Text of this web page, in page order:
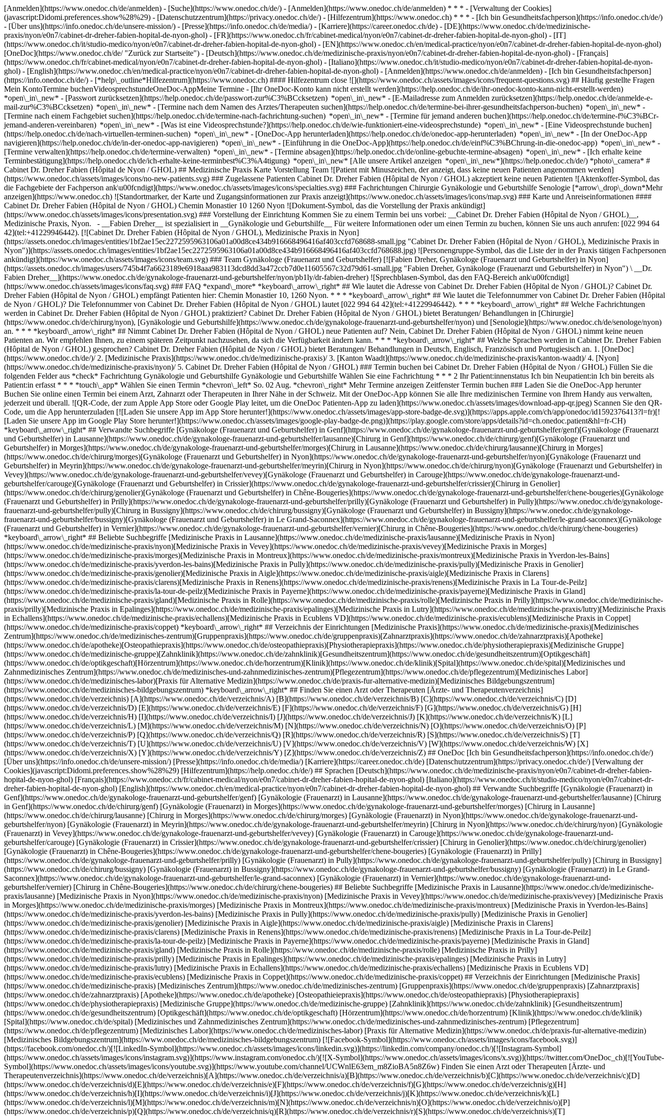
[Anmelden](https://www.onedoc.ch/de/anmelden) - [Suche](https://www.onedoc.ch/de/) - [Anmelden](https://www.onedoc.ch/de/anmelden) * * * - [Verwaltung der Cookies]
(javascript:Didomi.preferences.show%28%29) - [Datenschutzzentrum](https://privacy.onedoc.ch/de/) - [Hilfezentrum](https://www.onedoc.ch) * * * - [Ich bin Gesundheitsfachperson](https://info.onedoc.ch/de/)
- [Über uns](https://info.onedoc.ch/de/unsere-mission/) - [Presse](https://info.onedoc.ch/de/media/) - [Karriere](https://career.onedoc.ch/de) - [DE](https://www.onedoc.ch/de/medizinische-
praxis/nyon/e0n7/cabinet-dr-dreher-fabien-hopital-de-nyon-ghol) - [FR](https://www.onedoc.ch/fr/cabinet-medical/nyon/e0n7/cabinet-dr-dreher-fabien-hopital-de-nyon-ghol) - [IT]
(https://www.onedoc.ch/it/studio-medico/nyon/e0n7/cabinet-dr-dreher-fabien-hopital-de-nyon-ghol) - [EN](https://www.onedoc.ch/en/medical-practice/nyon/e0n7/cabinet-dr-dreher-fabien-hopital-de-nyon-ghol)
[OneDoc](https://www.onedoc.ch/de/ "Zurück zur Startseite") - [Deutsch](https://www.onedoc.ch/de/medizinische-praxis/nyon/e0n7/cabinet-dr-dreher-fabien-hopital-de-nyon-ghol) - [Français]
(https://www.onedoc.ch/fr/cabinet-medical/nyon/e0n7/cabinet-dr-dreher-fabien-hopital-de-nyon-ghol) - [Italiano](https://www.onedoc.ch/it/studio-medico/nyon/e0n7/cabinet-dr-dreher-fabien-hopital-de-nyon-
ghol) - [English](https://www.onedoc.ch/en/medical-practice/nyon/e0n7/cabinet-dr-dreher-fabien-hopital-de-nyon-ghol) - [Anmelden](https://www.onedoc.ch/de/anmelden) - [Ich bin Gesundheitsfachperson]
(https://info.onedoc.ch/de/) - [*help\_outline*Hilfezentrum](https://www.onedoc.ch) #### Hilfezentrum close ![](https://www.onedoc.ch/assets/images/icons/frequent-questions.svg) ## Häufig gestellte Fragen
Mein KontoTermine buchenVideosprechstundeOneDoc-AppMeine Termine - [Ihr OneDoc-Konto kann nicht erstellt werden](https://help.onedoc.ch/de/ihr-onedoc-konto-kann-nicht-erstellt-werden)
*open\_in\_new* - [Passwort zurücksetzen](https://help.onedoc.ch/de/passwort-zur%C3%BCcksetzen) *open\_in\_new* - [E-Mailadresse zum Anmelden zurücksetzen](https://help.onedoc.ch/de/anmelde-e-
mail-zur%C3%BCcksetzen) *open\_in\_new* - [Termine nach dem Namen des Arztes/Therapeuten suchen](https://help.onedoc.ch/de/termine-bei-ihrer-gesundheitsfachperson-buchen) *open\_in\_new* -
[Termine nach einem Fachgebiet suchen](https://help.onedoc.ch/de/termine-nach-fachrichtung-suchen) *open\_in\_new* - [Termine für jemand anderen buchen](https://help.onedoc.ch/de/termine-f%C3%BCr-
jemand-anderen-vereinbaren) *open\_in\_new* - [Was ist eine Videosprechstunde?](https://help.onedoc.ch/de/wie-funktioniert-eine-videosprechstunde) *open\_in\_new* - [Eine Videosprechstunde buchen]
(https://help.onedoc.ch/de/nach-virtuellen-terminen-suchen) *open\_in\_new* - [OneDoc-App herunterladen](https://help.onedoc.ch/de/onedoc-app-herunterladen) *open\_in\_new* - [In der OneDoc-App
navigieren](https://help.onedoc.ch/de/in-der-onedoc-app-navigieren) *open\_in\_new* - [Einführung in die OneDoc-App](https://help.onedoc.ch/de/einf%C3%BChrung-in-die-onedoc-app) *open\_in\_new* - [Termine verwalten](https://help.onedoc.ch/de/termine-verwalten) *open\_in\_new* - [Termine absagen](https://help.onedoc.ch/de/online-gebuchte-termine-absagen) *open\_in\_new* - [Ich erhalte keine Terminbestätigung](https://help.onedoc.ch/de/ich-erhalte-keine-terminbest%C3%A4tigung) *open\_in\_new* [Alle unsere Artikel anzeigen *open\_in\_new*](https://help.onedoc.ch/de/) *photo\_camera* # Cabinet Dr. Dreher Fabien (Hôpital de Nyon / GHOL) ## Medizinische Praxis Karte Vorstellung Team ![Patient mit Minuszeichen, der anzeigt, dass keine neuen Patienten angenommen werden](https://www.onedoc.ch/assets/images/icons/no-new-patients.svg) ### Zugelassene Patienten Cabinet Dr. Dreher Fabien (Hôpital de Nyon / GHOL) akzeptiert keine neuen Patienten ![Aktenkoffer-Symbol, das die Fachgebiete der Fachperson ank\u00fcndigt](https://www.onedoc.ch/assets/images/icons/specialties.svg) ### Fachrichtungen Chirurgie Gynäkologie und Geburtshilfe Senologie [*arrow\_drop\_down*Mehr anzeigen](https://www.onedoc.ch) ![Standortmarker, der Karte und Zugangsinformationen zur Praxis anzeigt](https://www.onedoc.ch/assets/images/icons/map.svg) ### Karte und Anreiseinformationen #### Cabinet Dr. Dreher Fabien (Hôpital de Nyon / GHOL) Chemin Monastier 10 1260 Nyon ![Dokument-Symbol, das die Vorstellung der Praxis ankündigt](https://www.onedoc.ch/assets/images/icons/presentation.svg) ### Vorstellung der Einrichtung Kommen Sie zu einem Termin bei uns vorbei: __Cabinet Dr. Dreher Fabien (Hôpital de Nyon / GHOL)__, Medizinische Praxis, Nyon. - __Fabien Dreher__ ist spezialisiert in __Gynäkologie und Geburtshilfe__ Für weitere Informationen oder um einen Termin zu buchen, können Sie uns auch anrufen: [022 994 64 42](tel:+41229946442). [![Cabinet Dr. Dreher Fabien (Hôpital de Nyon / GHOL), Medizinische Praxis in Nyon](https://assets.onedoc.ch/images/entities/1bf2ae15ec2272595963106a01a00d8ce434b916668496416af403ccfd768688-small.jpg "Cabinet Dr. Dreher Fabien (Hôpital de Nyon / GHOL), Medizinische Praxis in Nyon")](https://assets.onedoc.ch/images/entities/1bf2ae15ec2272595963106a01a00d8ce434b916668496416af403ccfd768688.jpg) ![Personengruppe-Symbol, das die Liste der in der Praxis tätigen Fachpersonen ankündigt](https://www.onedoc.ch/assets/images/icons/team.svg) ### Team Gynäkologe (Frauenarzt und Geburtshelfer) [![Fabien Dreher, Gynäkologe (Frauenarzt und Geburtshelfer) in Nyon](https://assets.onedoc.ch/images/users/745b4f7a6623189e6918aaa983113dcd8dd3a472ccb7d0e11605567c32d79d61-small.jpg "Fabien Dreher, Gynäkologe (Frauenarzt und Geburtshelfer) in Nyon") \ __Dr. Fabien Dreher__](https://www.onedoc.ch/de/gynakologe-frauenarzt-und-geburtshelfer/nyon/pb1ly/dr-fabien-dreher) ![Sprechblasen-Symbol, das den FAQ-Bereich ank\u00fcndigt](https://www.onedoc.ch/assets/images/icons/faq.svg) ### FAQ *expand\_more* *keyboard\_arrow\_right* ## Wie lautet die Adresse von Cabinet Dr. Dreher Fabien (Hôpital de Nyon / GHOL)? Cabinet Dr. Dreher Fabien (Hôpital de Nyon / GHOL) empfängt Patienten hier: Chemin Monastier 10, 1260 Nyon. * * * *keyboard\_arrow\_right* ## Wie lautet die Telefonnummer von Cabinet Dr. Dreher Fabien (Hôpital de Nyon / GHOL)? Die Telefonnummer von Cabinet Dr. Dreher Fabien (Hôpital de Nyon / GHOL) lautet [022 994 64 42](tel:+41229946442). * * * *keyboard\_arrow\_right* ## Welche Fachrichtungen werden in Cabinet Dr. Dreher Fabien (Hôpital de Nyon / GHOL) praktiziert? Cabinet Dr. Dreher Fabien (Hôpital de Nyon / GHOL) bietet Beratungen/ Behandlungen in [Chirurgie](https://www.onedoc.ch/de/chirurg/nyon), [Gynäkologie und Geburtshilfe](https://www.onedoc.ch/de/gynakologe-frauenarzt-und-geburtshelfer/nyon) und [Senologie](https://www.onedoc.ch/de/senologe/nyon) an. * * * *keyboard\_arrow\_right* ## Nimmt Cabinet Dr. Dreher Fabien (Hôpital de Nyon / GHOL) neue Patienten auf? Nein, Cabinet Dr. Dreher Fabien (Hôpital de Nyon / GHOL) nimmt keine neuen Patienten an. Wir empfehlen Ihnen, zu einem späteren Zeitpunkt nachzusehen, da sich die Verfügbarkeit ändern kann. * * * *keyboard\_arrow\_right* ## Welche Sprachen werden in Cabinet Dr. Dreher Fabien (Hôpital de Nyon / GHOL) gesprochen? Cabinet Dr. Dreher Fabien (Hôpital de Nyon / GHOL) bietet Beratungen/ Behandlungen in Deutsch, Englisch, Französisch und Portugiesisch an. 1. [OneDoc](https://www.onedoc.ch/de/)/ 2. [Medizinische Praxis](https://www.onedoc.ch/de/medizinische-praxis)/ 3. [Kanton Waadt](https://www.onedoc.ch/de/medizinische-praxis/kanton-waadt)/ 4. [Nyon](https://www.onedoc.ch/de/medizinische-praxis/nyon)/ 5. Cabinet Dr. Dreher Fabien (Hôpital de Nyon / GHOL) ### Termin buchen bei Cabinet Dr. Dreher Fabien (Hôpital de Nyon / GHOL) Füllen Sie die folgenden Felder aus *check* Fachrichtung Gynäkologie und Geburtshilfe Gynäkologie und Geburtshilfe Wählen Sie eine Fachrichtung * * * 2 Ihr Patient:innenstatus Ich bin Neupatient:in Ich bin bereits als Patient:in erfasst * * * *touch\_app* Wählen Sie einen Termin *chevron\_left* So. 02 Aug. *chevron\_right* Mehr Termine anzeigen Zeitfenster Termin buchen ### Laden Sie die OneDoc-App herunter Buchen Sie online einen Termin bei einem Arzt, Zahnarzt oder Therapeuten in Ihrer Nähe in der Schweiz. Mit der OneDoc-App können Sie alle Ihre medizinischen Termine von Ihrem Handy aus verwalten, jederzeit und überall. ![QR-Code, der zum Apple App Store oder Google Play leitet, um die OneDoc Patienten-App zu laden](https://www.onedoc.ch/assets/images/download-app-qr.jpeg) Scannen Sie den QR-Code, um die App herunterzuladen [![Laden Sie unsere App im App Store herunter!](https://www.onedoc.ch/assets/images/app-store-badge-de.svg)](https://apps.apple.com/ch/app/onedoc/id1592376413?l=fr)[![Laden Sie unsere App im Google Play Store herunter!](https://www.onedoc.ch/assets/images/google-play-badge-de.png)](https://play.google.com/store/apps/details?id=ch.onedoc.patient&hl=fr-CH) *keyboard\_arrow\_right* ## Verwandte Suchbegriffe [Gynäkologe (Frauenarzt und Geburtshelfer) in Genf](https://www.onedoc.ch/de/gynakologe-frauenarzt-und-geburtshelfer/genf)[Gynäkologe (Frauenarzt und Geburtshelfer) in Lausanne](https://www.onedoc.ch/de/gynakologe-frauenarzt-und-geburtshelfer/lausanne)[Chirurg in Genf](https://www.onedoc.ch/de/chirurg/genf)[Gynäkologe (Frauenarzt und Geburtshelfer) in Morges](https://www.onedoc.ch/de/gynakologe-frauenarzt-und-geburtshelfer/morges)[Chirurg in Lausanne](https://www.onedoc.ch/de/chirurg/lausanne)[Chirurg in Morges](https://www.onedoc.ch/de/chirurg/morges)[Gynäkologe (Frauenarzt und Geburtshelfer) in Nyon](https://www.onedoc.ch/de/gynakologe-frauenarzt-und-geburtshelfer/nyon)[Gynäkologe (Frauenarzt und Geburtshelfer) in Meyrin](https://www.onedoc.ch/de/gynakologe-frauenarzt-und-geburtshelfer/meyrin)[Chirurg in Nyon](https://www.onedoc.ch/de/chirurg/nyon)[Gynäkologe (Frauenarzt und Geburtshelfer) in Vevey](https://www.onedoc.ch/de/gynakologe-frauenarzt-und-geburtshelfer/vevey)[Gynäkologe (Frauenarzt und Geburtshelfer) in Carouge](https://www.onedoc.ch/de/gynakologe-frauenarzt-und-geburtshelfer/carouge)[Gynäkologe (Frauenarzt und Geburtshelfer) in Crissier](https://www.onedoc.ch/de/gynakologe-frauenarzt-und-geburtshelfer/crissier)[Chirurg in Genolier](https://www.onedoc.ch/de/chirurg/genolier)[Gynäkologe (Frauenarzt und Geburtshelfer) in Chêne-Bougeries](https://www.onedoc.ch/de/gynakologe-frauenarzt-und-geburtshelfer/chene-bougeries)[Gynäkologe (Frauenarzt und Geburtshelfer) in Prilly](https://www.onedoc.ch/de/gynakologe-frauenarzt-und-geburtshelfer/prilly)[Gynäkologe (Frauenarzt und Geburtshelfer) in Pully](https://www.onedoc.ch/de/gynakologe-frauenarzt-und-geburtshelfer/pully)[Chirurg in Bussigny](https://www.onedoc.ch/de/chirurg/bussigny)[Gynäkologe (Frauenarzt und Geburtshelfer) in Bussigny](https://www.onedoc.ch/de/gynakologe-frauenarzt-und-geburtshelfer/bussigny)[Gynäkologe (Frauenarzt und Geburtshelfer) in Le Grand-Saconnex](https://www.onedoc.ch/de/gynakologe-frauenarzt-und-geburtshelfer/le-grand-saconnex)[Gynäkologe (Frauenarzt und Geburtshelfer) in Vernier](https://www.onedoc.ch/de/gynakologe-frauenarzt-und-geburtshelfer/vernier)[Chirurg in Chêne-Bougeries](https://www.onedoc.ch/de/chirurg/chene-bougeries) *keyboard\_arrow\_right* ## Beliebte Suchbegriffe [Medizinische Praxis in Lausanne](https://www.onedoc.ch/de/medizinische-praxis/lausanne)[Medizinische Praxis in Nyon](https://www.onedoc.ch/de/medizinische-praxis/nyon)[Medizinische Praxis in Vevey](https://www.onedoc.ch/de/medizinische-praxis/vevey)[Medizinische Praxis in Morges](https://www.onedoc.ch/de/medizinische-praxis/morges)[Medizinische Praxis in Montreux](https://www.onedoc.ch/de/medizinische-praxis/montreux)[Medizinische Praxis in Yverdon-les-Bains](https://www.onedoc.ch/de/medizinische-praxis/yverdon-les-bains)[Medizinische Praxis in Pully](https://www.onedoc.ch/de/medizinische-praxis/pully)[Medizinische Praxis in Genolier](https://www.onedoc.ch/de/medizinische-praxis/genolier)[Medizinische Praxis in Aigle](https://www.onedoc.ch/de/medizinische-praxis/aigle)[Medizinische Praxis in Clarens](https://www.onedoc.ch/de/medizinische-praxis/clarens)[Medizinische Praxis in Renens](https://www.onedoc.ch/de/medizinische-praxis/renens)[Medizinische Praxis in La Tour-de-Peilz](https://www.onedoc.ch/de/medizinische-praxis/la-tour-de-peilz)[Medizinische Praxis in Payerne](https://www.onedoc.ch/de/medizinische-praxis/payerne)[Medizinische Praxis in Gland](https://www.onedoc.ch/de/medizinische-praxis/gland)[Medizinische Praxis in Rolle](https://www.onedoc.ch/de/medizinische-praxis/rolle)[Medizinische Praxis in Prilly](https://www.onedoc.ch/de/medizinische-praxis/prilly)[Medizinische Praxis in Epalinges](https://www.onedoc.ch/de/medizinische-praxis/epalinges)[Medizinische Praxis in Lutry](https://www.onedoc.ch/de/medizinische-praxis/lutry)[Medizinische Praxis in Echallens](https://www.onedoc.ch/de/medizinische-praxis/echallens)[Medizinische Praxis in Ecublens VD](https://www.onedoc.ch/de/m